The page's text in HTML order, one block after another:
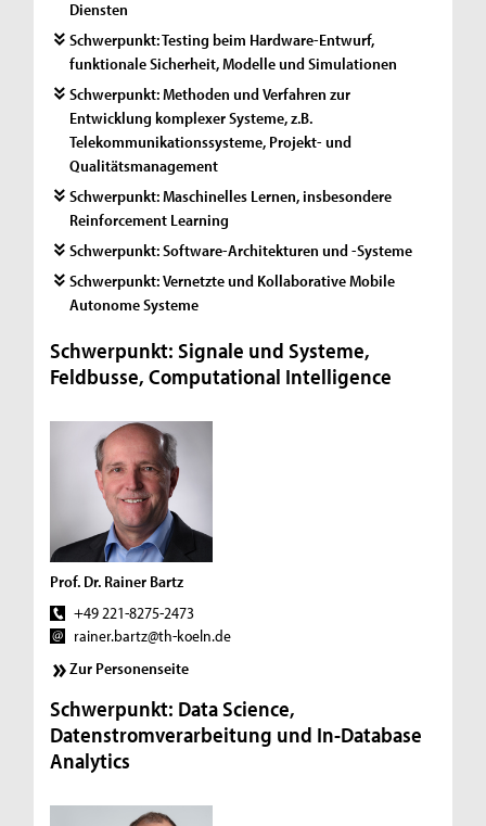
Diensten
Schwerpunkt: Testing beim Hardware-Entwurf,
funktionale Sicherheit, Modelle und Simulationen
Schwerpunkt: Methoden und Verfahren zur
Entwicklung komplexer Systeme, z.B.
Telekommunikationssysteme, Projekt- und
Qualitätsmanagement
Schwerpunkt: Maschinelles Lernen, insbesondere
Reinforcement Learning
Schwerpunkt: Software-Architekturen und -Systeme
Schwerpunkt: Vernetzte und Kollaborative Mobile
Autonome Systeme
Schwerpunkt: Signale und Systeme,
Feldbusse, Computational Intelligence
Prof. Dr. Rainer Bartz
+49 221-8275-2473
rainer.bartz@th-koeln.de
Zur Personenseite
Schwerpunkt: Data Science,
Datenstromverarbeitung und In-Database
Analytics